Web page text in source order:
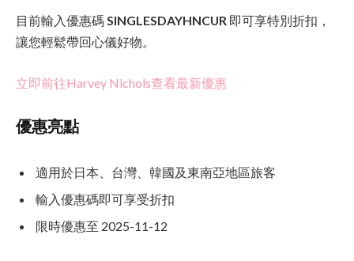
目前輸入優惠碼SINGLESDAYHNCUR 即可享特別折扣，
讓您輕鬆帶回心儀好物。
立即前往Harvey Nichols查看最新優惠
優惠亮點
適用於日本、台灣、韓國及東南亞地區旅客
輸入優惠碼即可享受折扣
限時優惠至 2025-11-12